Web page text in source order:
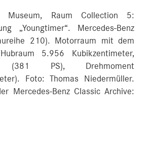
Museum, Raum Collection 5:
„Youngtimer“. Mercedes-Benz
210). Motorraum mit dem
5.956 Kubikzentimeter,
PS), Drehmoment
Foto: Thomas Niedermüller.
Mercedes-Benz Classic Archive: